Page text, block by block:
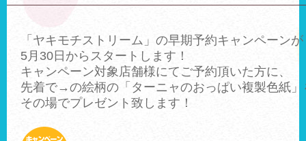
「ヤキモチストリーム」の早期予約キャンペーンが
5月30日からスタートします！
キャンペーン対象店舗様にてご予約頂いた方に、
先着で→の絵柄の「ターニャのおっぱい複製色紙」
その場でプレゼント致します！